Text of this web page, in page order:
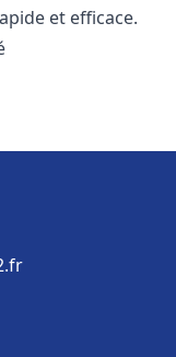
et efficace.